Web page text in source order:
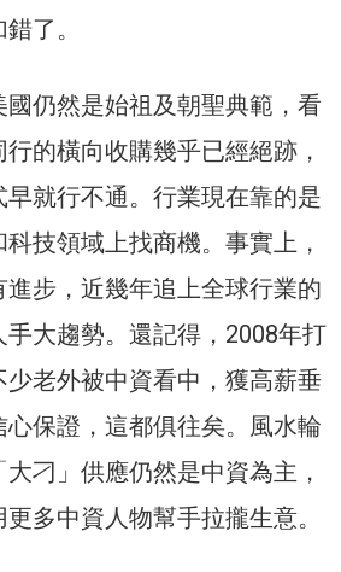
了。
仍然是始祖及朝聖典範，看
的橫向收購幾乎已經絕跡，
就行不通。行業現在靠的是
技領域上找商機。事實上，
步，近幾年追上全球行業的
大趨勢。還記得，2008年打
老外被中資看中，獲高薪垂
保證，這都俱往矣。風水輪
刁」供應仍然是中資為主，
多中資人物幫手拉攏生意。